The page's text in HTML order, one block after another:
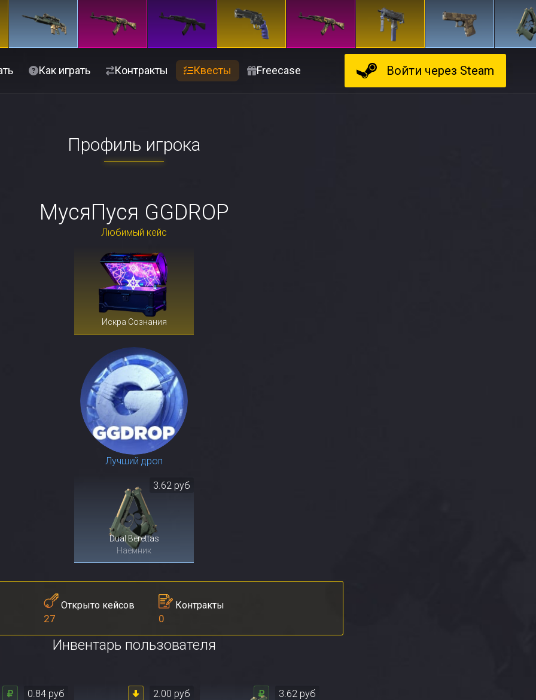
Как играть Контракты Квесты Freecase Войти через Steam
Профиль игрока
МусяПуся GGDROP
Любимый кейс
Искра Сознания
Лучший дроп
Dual Berettas
Наемник
3.62 руб
Открыто кейсов
27
Контракты
0
Инвентарь пользователя
0.84 руб 2.00 руб 3.62 руб